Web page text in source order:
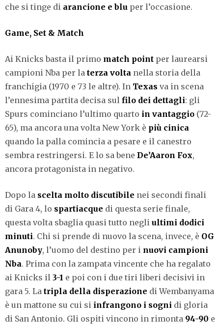
che si tinge di arancione e blu per l’occasione.
Game, Set & Match
Ai Knicks basta il primo match point per laurearsi
campioni Nba per la terza volta nella storia della
franchigia (1970 e 73 le altre). In Texas va in scena
l’ennesima partita decisa sul filo dei dettagli: gli
Spurs cominciano l’ultimo quarto in vantaggio (72-
65), ma ancora una volta New York è più cinica
quando la palla comincia a pesare e il canestro
sembra restringersi. E lo sa bene De’Aaron Fox,
ancora protagonista in negativo.
Dopo la scelta molto discutibile nei secondi finali
di Gara 4, lo spartiacque di questa serie finale,
questa volta sbaglia quasi tutto negli ultimi dodici
minuti. Chi si prende di nuovo la scena, invece, è OG
Anunoby, l’uomo del destino per i nuovi campioni
Nba. Prima con la zampata vincente che ha regalato
ai Knicks il 3-1 e poi con i due tiri liberi decisivi in
gara 5. La tripla della disperazione di Wembanyama
è un mattone su cui si infrangono i sogni di gloria
di San Antonio. Gli ospiti vincono in rimonta 94-90 e